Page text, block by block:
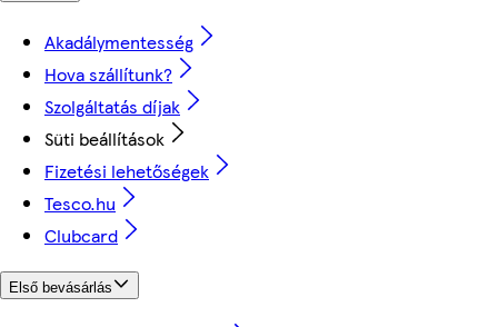
Akadálymentesség
Hova szállítunk?
Szolgáltatás díjak
Süti beállítások
Fizetési lehetőségek
Tesco.hu
Clubcard
Első bevásárlás